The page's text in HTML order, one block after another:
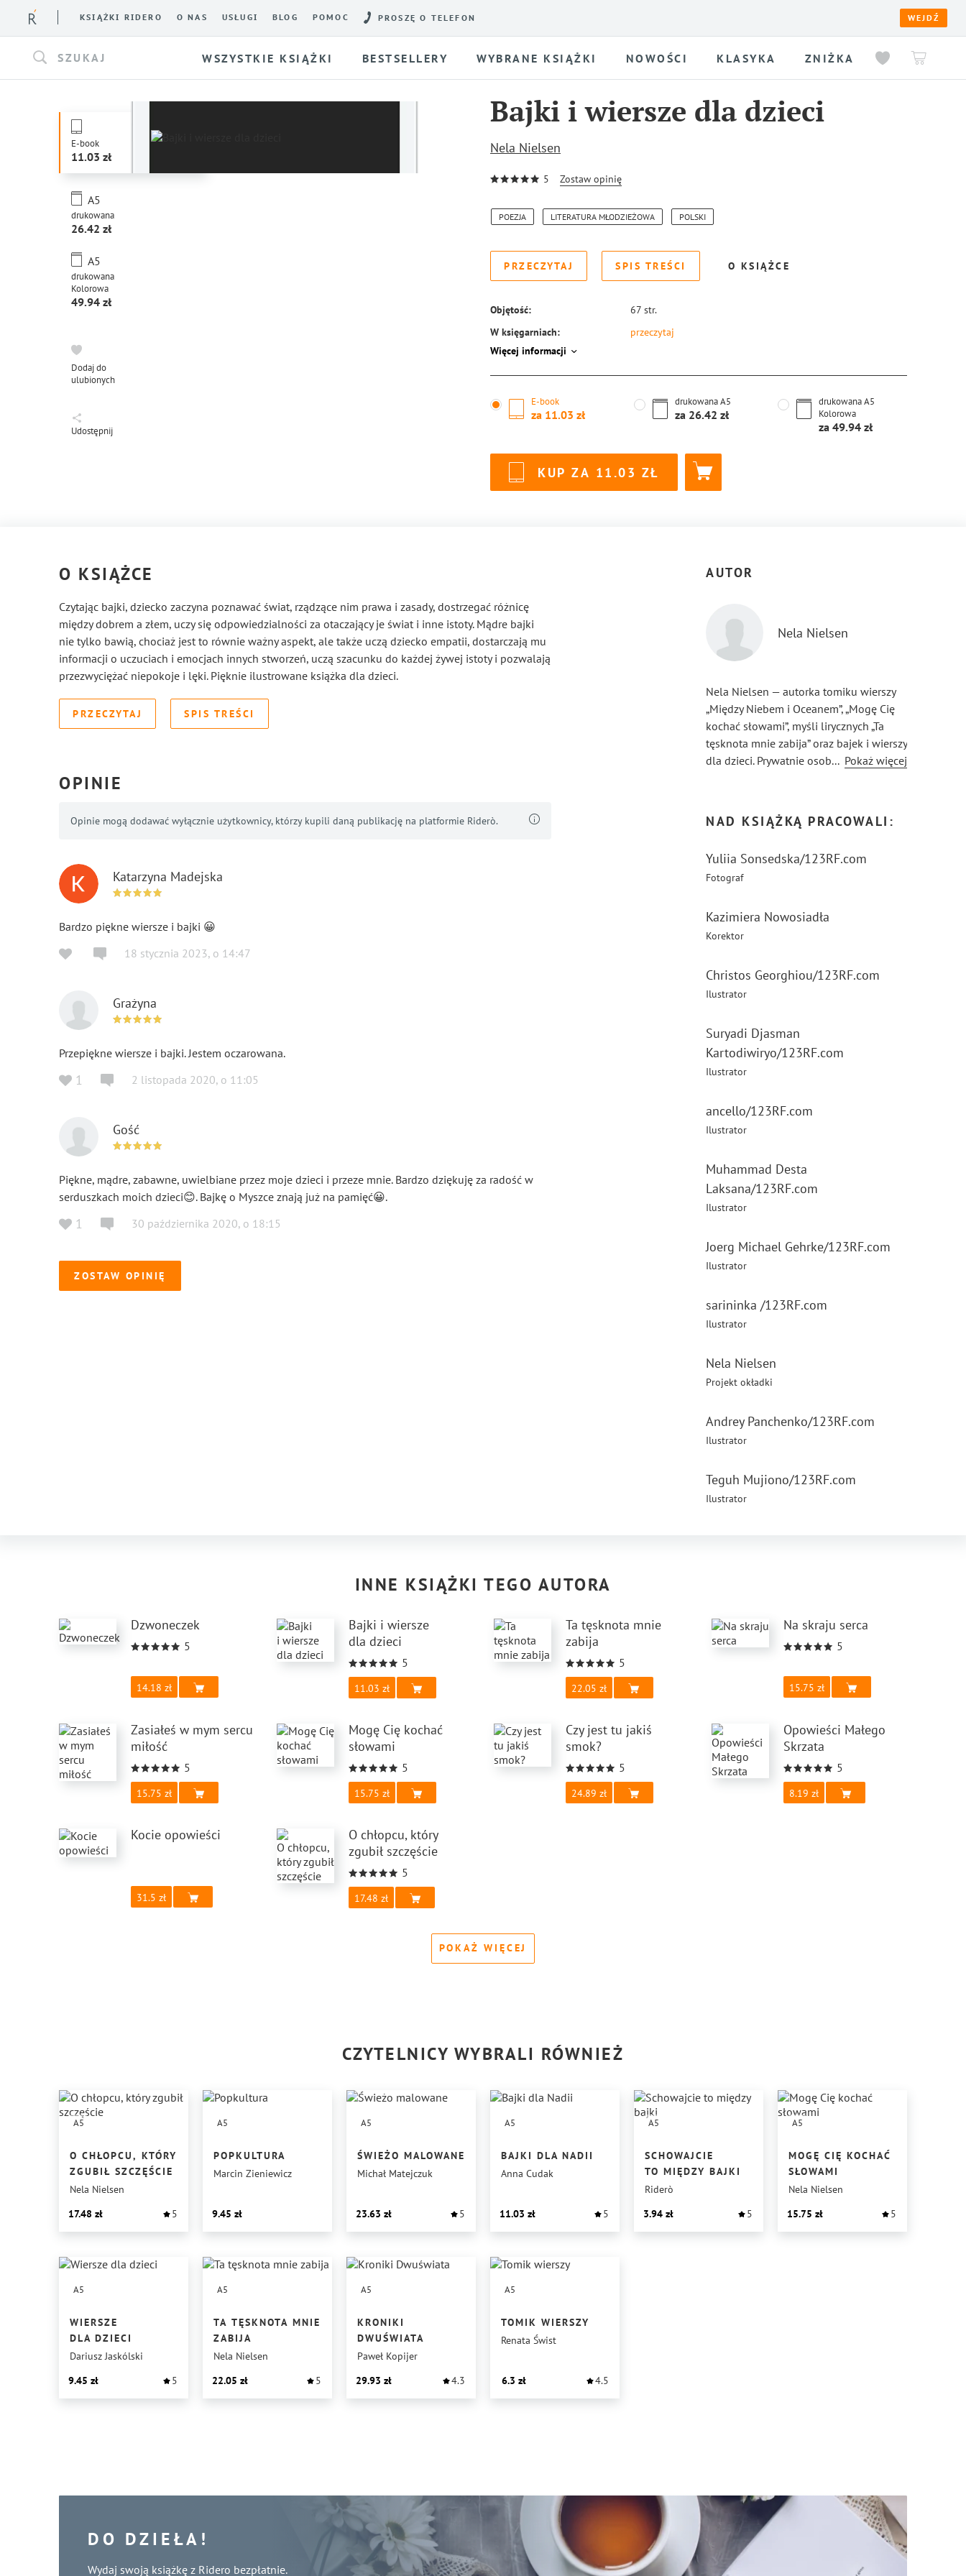
KSIĄŻKI RIDERO O NAS USŁUGI BLOG POMOC PROSZĘ O TELEFON WEJDŹ
SZUKAJ WSZYSTKIE KSIĄŻKI BESTSELLERY WYBRANE KSIĄŻKI NOWOŚCI KLASYKA ZNIŻKA
E-book
11.03
drukowana
A5
26.42
drukowana
A5
Kolorowa
49.94
Dodaj do
ulubionych
Udostępnij
Bajki i wiersze dla dzieci
Nela Nielsen
5 Zostaw opinię
POEZJA LITERATURA MŁODZIEŻOWA POLSKI
PRZECZYTAJ SPIS TREŚCI O KSIĄŻCE
Objętość: 67 str.
W księgarniach:
przeczytaj
ISBN:
Więcej informacji
E-book
za 11.03
drukowanaA5
za 26.42
drukowanaA5
Kolorowa
za 49.94
KUP ZA 11.03
O KSIĄŻCE
Czytając bajki, dziecko zaczyna poznawać świat, rządzące nim prawa i zasady, dostrzegać różnicę
między dobrem a złem, uczy się odpowiedzialności za otaczający je świat i inne istoty. Mądre bajki
nie tylko bawią, chociaż jest to równie ważny aspekt, ale także uczą dziecko empatii, dostarczają mu
informacji o uczuciach i emocjach innych stworzeń, uczą szacunku do każdej żywej istoty i pozwalają
przezwyciężać niepokoje i lęki. Pięknie ilustrowane książka dla dzieci.
PRZECZYTAJ SPIS TREŚCI
OPINIE
Opinie mogą dodawać wyłącznie użytkownicy, którzy kupili daną publikację na platformie Riderò.
Katarzyna Madejska
Bardzo piękne wiersze i bajki 😀
18 stycznia 2023, o 14:47
Grażyna
Przepiękne wiersze i bajki. Jestem oczarowana.
1 2 listopada 2020, o 11:05
Gość
Piękne, mądre, zabawne, uwielbiane przez moje dzieci i przeze mnie. Bardzo dziękuję za radość w
serduszkach moich dzieci😊. Bajkę o Myszce znają już na pamięć😀.
1 30 października 2020, o 18:15
ZOSTAW OPINIĘ
AUTOR
Nela Nielsen
Nela Nielsen — autorka tomiku wierszy
„Między Niebem i Oceanem”, „Mogę Cię
kochać słowami”, myśli lirycznych „Ta
tęsknota mnie zabija” oraz bajek i wierszy
dla dzieci. Prywatnie osoba wrażliwa
sposobu myślenia oraz pełne szacunku
traktowanie zwierząt.
... Pokaż więcej
NAD KSIĄŻKĄ PRACOWALI:
Yuliia Sonsedska/123RF.com
Fotograf
Kazimiera Nowosiadła
Korektor
Christos Georghiou/123RF.com
Ilustrator
Suryadi Djasman
Kartodiwiryo/123RF.com
Ilustrator
ancello/123RF.com
Ilustrator
Muhammad Desta
Laksana/123RF.com
Ilustrator
Joerg Michael Gehrke/123RF.com
Ilustrator
sarininka /123RF.com
Ilustrator
Nela Nielsen
Projekt okładki
Andrey Panchenko/123RF.com
Ilustrator
Teguh Mujiono/123RF.com
Ilustrator
INNE KSIĄŻKI TEGO AUTORA
Dzwoneczek
5
14.18
Bajki i wiersze
dla dzieci
5
11.03
Ta tęsknota mnie
zabija
5
22.05
Na skraju serca
5
15.75
Zasiałeś w mym sercu
miłość
5
15.75
Mogę Cię kochać
słowami
5
15.75
Czy jest tu jakiś
smok?
5
24.89
Opowieści Małego
Skrzata
5
8.19
Kocie opowieści
31.5
O chłopcu, który
zgubił szczęście
5
17.48
POKAŻ WIĘCEJ
CZYTELNICY WYBRALI RÓWNIEŻ
A5
O CHŁOPCU, KTÓRY
ZGUBIŁ SZCZĘŚCIE
Nela Nielsen
17.48
5
A5
POPKULTURA
Marcin Zieniewicz
9.45
A5
ŚWIEŻO MALOWANE
Michał Matejczuk
23.63 5
A5
BAJKI DLA NADII
Anna Cudak
11.03 5
A5
SCHOWAJCIE
TO MIĘDZY BAJKI
Riderò
3.94
5
A5
MOGĘ CIĘ KOCHAĆ
SŁOWAMI
Nela Nielsen
15.75
5
A5
WIERSZE
DLA DZIECI
Dariusz Jaskólski
9.45
5
A5
TA TĘSKNOTA MNIE
ZABIJA
Nela Nielsen
22.05
5
A5
KRONIKI
DWUŚWIATA
Paweł Kopijer
29.93
4.3
A5
TOMIK WIERSZY
Renata Świst
6.3 4.5
DO DZIEŁA!
Wydaj swoją książkę z Ridero bezpłatnie.